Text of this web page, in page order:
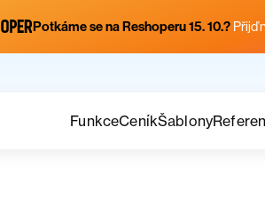
Potkáme se na Reshoperu 15. 10.? Přijď
FunkceCeníkŠablony